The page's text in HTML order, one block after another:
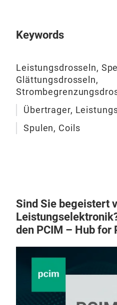
Keywords
Leistungsdrosseln,
Glättungsdrosseln,
Übertrager,
Spulen, Coils
Sind Sie begeistert
den PCIM – Hub for